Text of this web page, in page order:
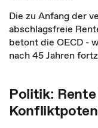
Die zu Anfang der
abschlagsfreie
betont die OECD -
nach 45 Jahren
Politik: